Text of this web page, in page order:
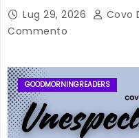
Lug 29, 2026 Covo
Commento
GOODMORNINGREADERS